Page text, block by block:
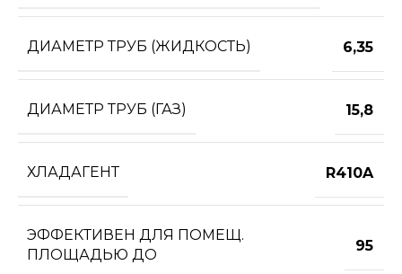
ДИАМЕТР ТРУБ (ЖИДКОСТЬ) 6,35
ДИАМЕТР ТРУБ (ГАЗ) 15,8
ХЛАДАГЕНТ R410A
ЭФФЕКТИВЕН ДЛЯ ПОМЕЩ.
ПЛОЩАДЬЮ ДО
95